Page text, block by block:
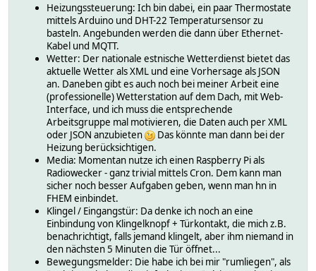
Heizungssteuerung: Ich bin dabei, ein paar Thermostate
mittels Arduino und DHT-22 Temperatursensor zu
basteln. Angebunden werden die dann über Ethernet-
Kabel und MQTT.
Wetter: Der nationale estnische Wetterdienst bietet das
aktuelle Wetter als XML und eine Vorhersage als JSON
an. Daneben gibt es auch noch bei meiner Arbeit eine
(professionelle) Wetterstation auf dem Dach, mit Web-
Interface, und ich muss die entsprechende
Arbeitsgruppe mal motivieren, die Daten auch per XML
oder JSON anzubieten
Das könnte man dann bei der
Heizung berücksichtigen.
Media: Momentan nutze ich einen Raspberry Pi als
Radiowecker - ganz trivial mittels Cron. Dem kann man
sicher noch besser Aufgaben geben, wenn man hn in
FHEM einbindet.
Klingel / Eingangstür: Da denke ich noch an eine
Einbindung von Klingelknopf + Türkontakt, die mich z.B.
benachrichtigt, falls jemand klingelt, aber ihm niemand in
den nächsten 5 Minuten die Tür öffnet...
Bewegungsmelder: Die habe ich bei mir "rumliegen", als